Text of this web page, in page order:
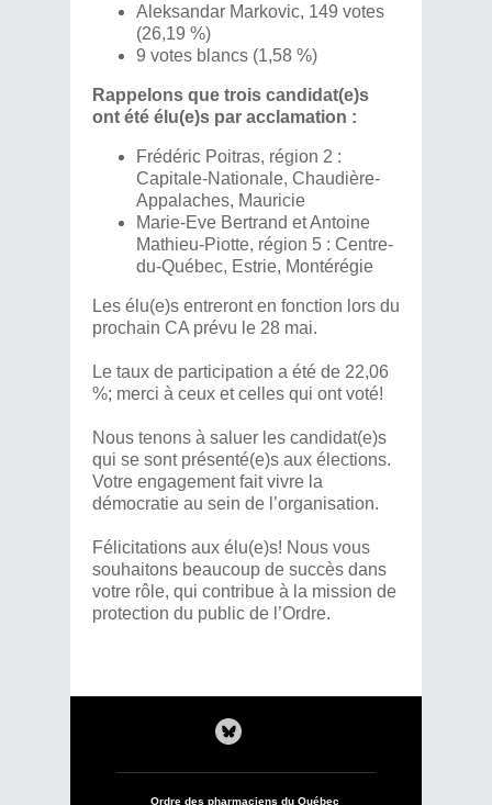
Aleksandar Markovic, 149 votes
(26,19 %)
9 votes blancs (1,58 %)
Rappelons que trois candidat(e)s
ont été élu(e)s par acclamation :
Frédéric Poitras, région 2 :
Capitale-Nationale, Chaudière-
Appalaches, Mauricie
Marie-Eve Bertrand et Antoine
Mathieu-Piotte, région 5 : Centre-
du-Québec, Estrie, Montérégie
Les élu(e)s entreront en fonction lors du
prochain CA prévu le 28 mai.
Le taux de participation a été de 22,06
%; merci à ceux et celles qui ont voté!
Nous tenons à saluer les candidat(e)s
qui se sont présenté(e)s aux élections.
Votre engagement fait vivre la
démocratie au sein de l’organisation.
Félicitations aux élu(e)s! Nous vous
souhaitons beaucoup de succès dans
votre rôle, qui contribue à la mission de
protection du public de l’Ordre.
Ordre des pharmaciens du Québec